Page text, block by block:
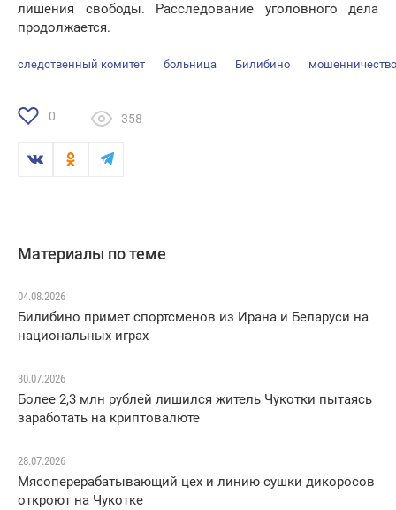
лишения свободы. Расследование уголовного дела
продолжается.
следственный комитет больница Билибино мошенничество
0 358
Материалы по теме
04.08.2026
Билибино примет спортсменов из Ирана и Беларуси на
национальных играх
30.07.2026
Более 2,3 млн рублей лишился житель Чукотки пытаясь
заработать на криптовалюте
28.07.2026
Мясоперерабатывающий цех и линию сушки дикоросов
откроют на Чукотке